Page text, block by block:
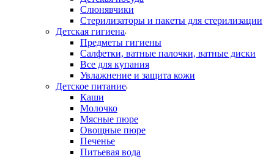
Слюнявчики
Стерилизаторы и пакеты для стерилизации
Детская гигиена
Предметы гигиены
Салфетки, ватные палочки, ватные диски
Все для купания
Увлажнение и защита кожи
Детское питание
Каши
Молочко
Мясные пюре
Овощные пюре
Печенье
Питьевая вода